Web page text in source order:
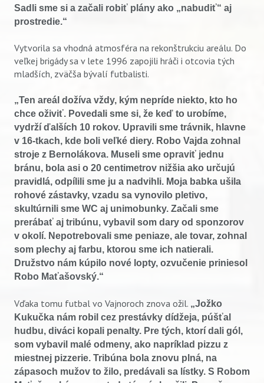
Sadli sme si a začali robiť plány ako „nabudiť“ aj
prostredie.“
Vytvorila sa vhodná atmosféra na rekonštrukciu areálu. Do
veľkej brigády sa v lete 1996 zapojili hráči i otcovia tých
mladších, zväčša bývalí futbalisti.
„Ten areál dožíva vždy, kým nepríde niekto, kto ho
chce oživiť. Povedali sme si, že keď to urobíme,
vydrží ďalších 10 rokov. Upravili sme trávnik, hlavne
v 16-tkach, kde boli veľké diery. Robo Vajda zohnal
stroje z Bernolákova. Museli sme opraviť jednu
bránu, bola asi o 20 centimetrov nižšia ako určujú
pravidlá, odpílili sme ju a nadvihli. Moja babka ušila
rohové zástavky, vzadu sa vynovilo pletivo,
skultúrnili sme WC aj unimobunky. Začali sme
prerábať aj tribúnu, vybavil som dary od sponzorov
v okolí. Nepotrebovali sme peniaze, ale tovar, zohnal
som plechy aj farbu, ktorou sme ich natierali.
Družstvo nám kúpilo nové lopty, ozvučenie priniesol
Robo Maťašovský.“
Vďaka tomu futbal vo Vajnoroch znova ožil. „Jožko
Kukučka nám robil cez prestávky dídžeja, púšťal
hudbu, diváci kopali penalty. Pre tých, ktorí dali gól,
som vybavil malé odmeny, ako napríklad pizzu z
miestnej pizzerie. Tribúna bola znovu plná, na
zápasoch mužov to žilo, predávali sa lístky. S Robom